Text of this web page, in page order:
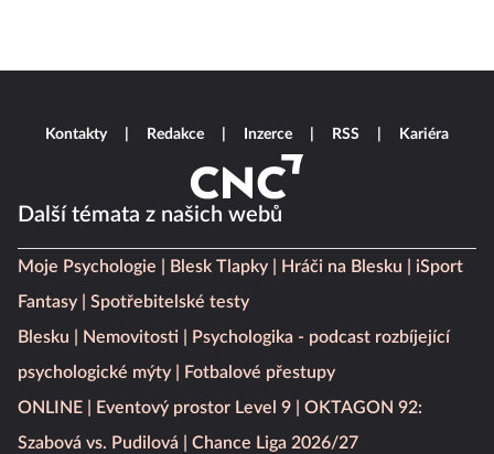
Další témata z našich webů
Moje Psychologie Blesk Tlapky Hráči na Blesku
iSport
Fantasy
Spotřebitelské testy
Blesku
Nemovitosti
Psychologika - podcast rozbíjející
psychologické mýty
Fotbalové přestupy
ONLINE
Eventový prostor Level 9
OKTAGON 92:
Szabová vs. Pudilová
Chance Liga 2026/27
Kontakty Redakce Inzerce RSS Kariéra